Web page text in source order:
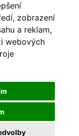
zobrazení
a reklam,
webových
se dovozem a
stylového nábytku
u Berouna
Poruba